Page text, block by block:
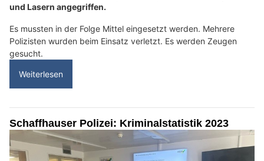
und Lasern angegriffen.
Es mussten in der Folge Mittel eingesetzt werden. Mehrere
Polizisten wurden beim Einsatz verletzt. Es werden Zeugen
gesucht.
Weiterlesen
Schaffhauser Polizei: Kriminalstatistik 2023